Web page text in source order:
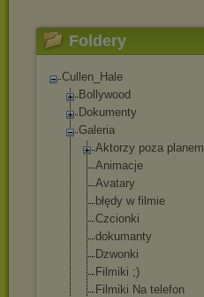
Foldery
Cullen_Hale
Bollywood
Dokumenty
Galeria
Aktorzy poza planem
Animacje
Avatary
błędy w filmie
Czcionki
dokumanty
Dzwonki
Filmiki ;)
Filmiki Na telefon